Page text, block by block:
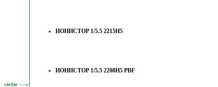
ИОНИСТОР 1/5.5 2215H5
ИОНИСТОР 1/5.5 2208H5 PBF